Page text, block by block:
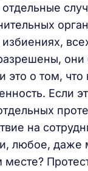
это о том,
Если
на
любое, даже
месте?